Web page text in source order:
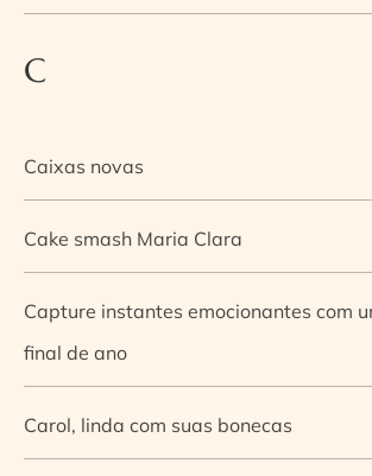
C
Caixas novas
Cake smash Maria Clara
Capture instantes emocionantes com
final de ano
Carol, linda com suas bonecas